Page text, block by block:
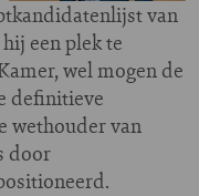
van
een plek te
wel mogen de
definitieve
wethouder van
door